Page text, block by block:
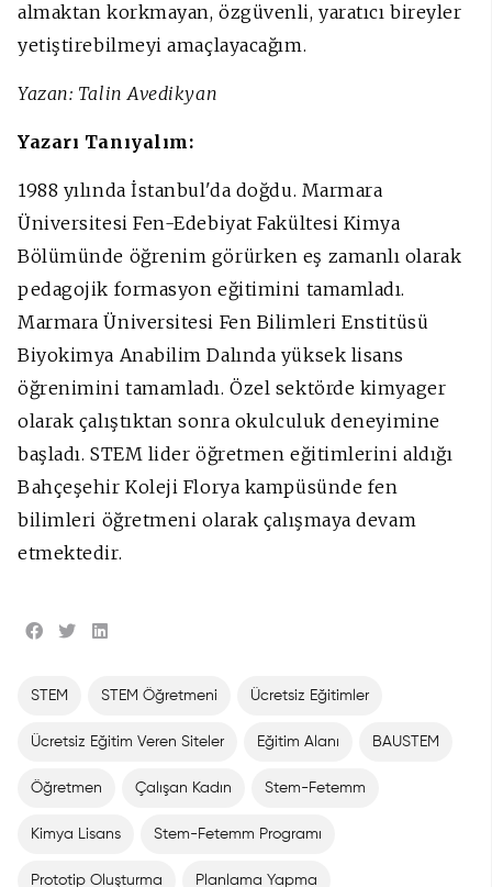
almaktan korkmayan, özgüvenli, yaratıcı bireyler
yetiştirebilmeyi amaçlayacağım.
Yazan: Talin Avedikyan
Yazarı Tanıyalım:
1988 yılında İstanbul'da doğdu. Marmara
Üniversitesi Fen-Edebiyat Fakültesi Kimya
Bölümünde öğrenim görürken eş zamanlı olarak
pedagojik formasyon eğitimini tamamladı.
Marmara Üniversitesi Fen Bilimleri Enstitüsü
Biyokimya Anabilim Dalında yüksek lisans
öğrenimini tamamladı. Özel sektörde kimyager
olarak çalıştıktan sonra okulculuk deneyimine
başladı. STEM lider öğretmen eğitimlerini aldığı
Bahçeşehir Koleji Florya kampüsünde fen
bilimleri öğretmeni olarak çalışmaya devam
etmektedir.
STEM STEM Öğretmeni Ücretsiz Eğitimler
Ücretsiz Eğitim Veren Siteler Eğitim Alanı BAUSTEM
Öğretmen Çalışan Kadın Stem-Fetemm
Kimya Lisans Stem-Fetemm Programı
Prototip Oluşturma Planlama Yapma